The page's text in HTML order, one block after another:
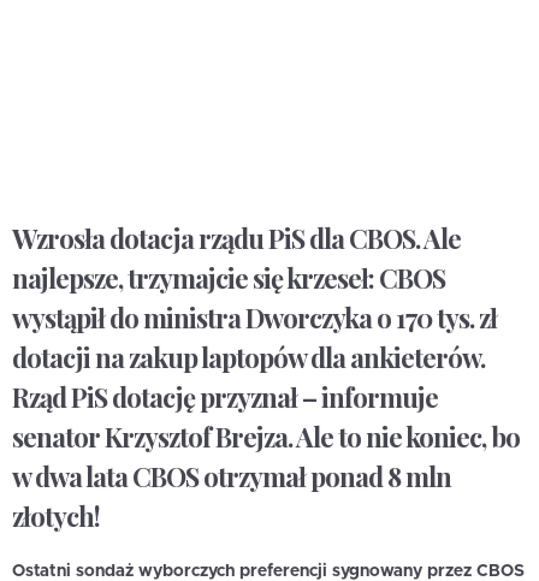
Wzrosła dotacja rządu PiS dla CBOS. Ale
najlepsze, trzymajcie się krzeseł: CBOS
wystąpił do ministra Dworczyka o 170 tys. zł
dotacji na zakup laptopów dla ankieterów.
Rząd PiS dotację przyznał – informuje
senator Krzysztof Brejza. Ale to nie koniec, bo
w dwa lata CBOS otrzymał ponad 8 mln
złotych!
Ostatni sondaż wyborczych preferencji sygnowany przez CBOS